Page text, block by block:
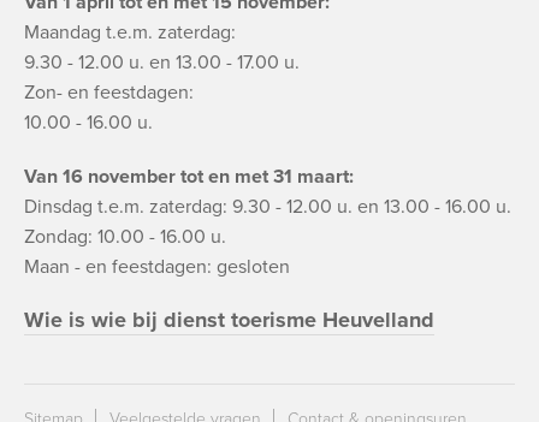
Maandag t.e.m. zaterdag:
9.30 - 12.00 u. en 13.00 - 17.00 u.
Zon- en feestdagen:
10.00 - 16.00 u.
Van 16 november tot en met 31 maart:
Dinsdag t.e.m. zaterdag: 9.30 - 12.00 u. en 13.00 - 16.00 u.
Zondag: 10.00 - 16.00 u.
Maan - en feestdagen: gesloten
Wie is wie bij dienst toerisme Heuvelland